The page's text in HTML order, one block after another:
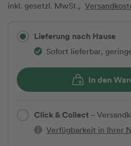
inkl. gesetzl. MwSt.,
Lieferung nach Hause
Sofort lieferbar,
In den
Click & Collect –
Verfügbarkeit in Ihrer